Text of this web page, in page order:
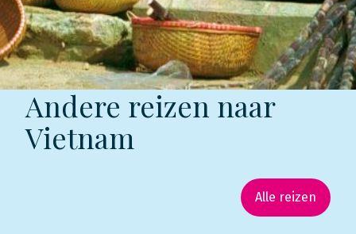
Andere reizen naar
Vietnam
Alle reizen